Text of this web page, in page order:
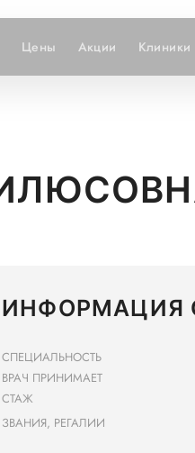
Цены Акции Клиники
ИНФОРМАЦИЯ
СПЕЦИАЛЬНОСТЬ
ВРАЧ ПРИНИМАЕТ
СТАЖ
ЗВАНИЯ, РЕГАЛИИ